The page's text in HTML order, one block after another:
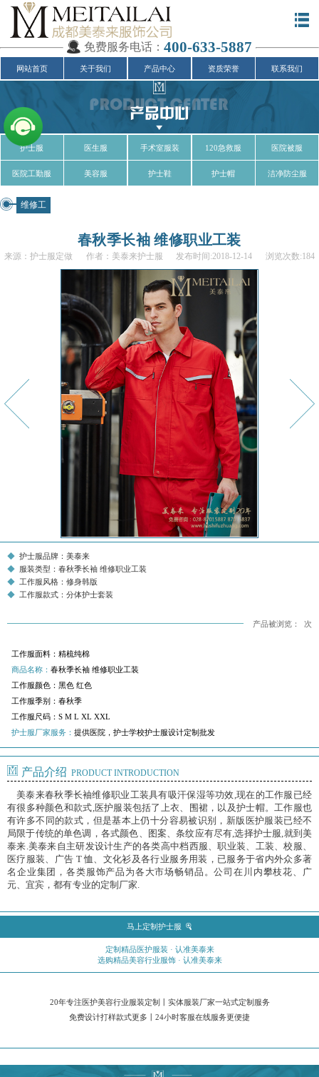
免费服务电话： 400-633-5887
网站首页 关于我们 产品中心 资质荣誉 联系我们
护士服 医生服 手术室服装 120急救服 医院被服
医院工勤服 美容服 护士鞋 护士帽 洁净防尘服
维修工
春秋季长袖 维修职业工装
来源：护士服定做 作者：美泰来护士服 发布时间:2018-12-14 浏览次数:184
护士服品牌：美泰来
服装类型：春秋季长袖 维修职业工装
工作服风格：修身韩版
工作服款式：分体护士套装
产品被浏览： 次
工作服面料： 精梳纯棉
商品名称： 春秋季长袖 维修职业工装
工作服颜色： 黑色 红色
工作服季别： 春秋季
工作服尺码： S M L XL XXL
护士服厂家服务： 提供医院，护士学校护士服设计定制批发
产品介绍 PRODUCT INTRODUCTION
美泰来春秋季长袖维修职业工装具有吸汗保湿等功效,现在的工作服已经
有很多种颜色和款式,医护服装包括了上衣、围裙，以及护士帽。工作服也
有许多不同的款式，但是基本上仍十分容易被识别，新版医护服装已经不
局限于传统的单色调，各式颜色、图案、条纹应有尽有,选择护士服,就到美
泰来.美泰来自主研发设计生产的各类高中档西服、职业装、工装、校服、
医疗服装、广告 T 恤、文化衫及各行业服务用装，已服务于省内外众多著
名企业集团，各类服饰产品为各大市场畅销品。公司在川内攀枝花、广
元、宜宾，都有专业的定制厂家.
马上定制护士服
定制精品医护服装 · 认准美泰来
选购精品美容行业服饰 · 认准美泰来
20年专注医护美容行业服装定制丨实体服装厂家一站式定制服务
免费设计打样款式更多丨24小时客服在线服务更便捷